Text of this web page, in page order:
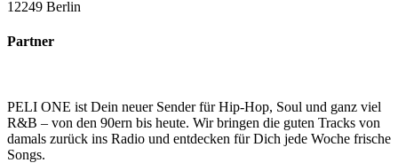
12249 Berlin
Partner
PELI ONE ist Dein neuer Sender für Hip-Hop, Soul und ganz viel
R&B – von den 90ern bis heute. Wir bringen die guten Tracks von
damals zurück ins Radio und entdecken für Dich jede Woche frische
Songs.